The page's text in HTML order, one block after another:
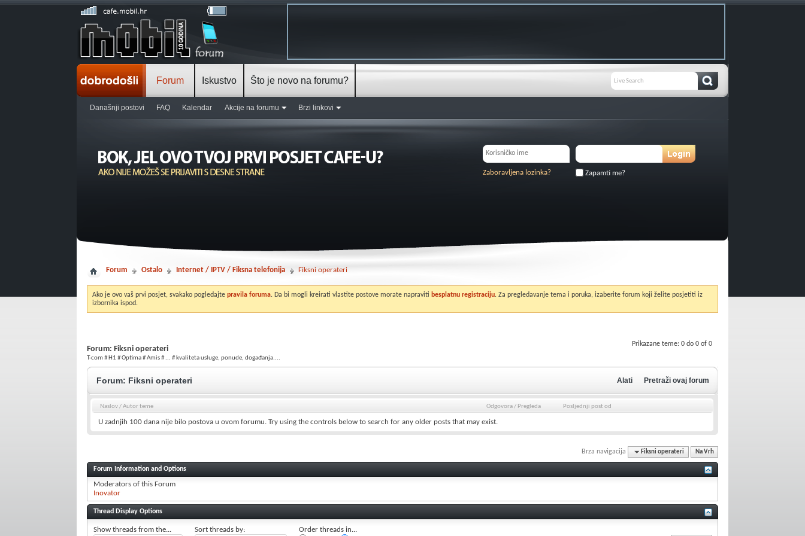
Forum
Današnji postovi FAQ Kalendar Akcije na forumu Brzi linkovi
Iskustvo Što je novo na forumu?
Zapamti me?
Zaboravljena lozinka?
Forum Ostalo Internet / IPTV / Fiksna telefonija Fiksni operateri
Ako je ovo vaš prvi posjet, svakako pogledajte pravila foruma. Da bi mogli kreirati vlastite postove morate napraviti besplatnu registraciju. Za pregledavanje tema i poruka, izaberite forum koji želite posjetiti iz
izbornika ispod.
Prikazane teme: 0 do 0 of 0
Forum: Fiksni operateri
T-com # H1 # Optima # Amis # ... # kvaliteta usluge, ponude, događanja....
Forum: Fiksni operateri Alati Pretraži ovaj forum
Naslov/Autor teme Odgovora/ Pregleda Posljednji post od
U zadnjih 100 dana nije bilo postova u ovom forumu. Try using the controls below to search for any older posts that may exist.
Brza navigacija Fiksni operateri Na Vrh
Forum Information and Options
Moderators of this Forum
Inovator
Thread Display Options
Show threads from the... Sort threads by:
Order threads in...